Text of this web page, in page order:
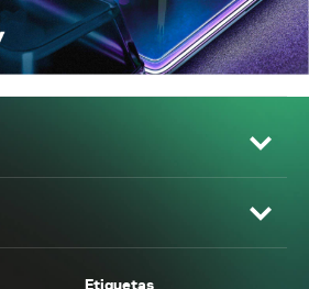
Etiquetas